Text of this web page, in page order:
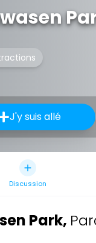
J'y suis allé
Discussion
Park,